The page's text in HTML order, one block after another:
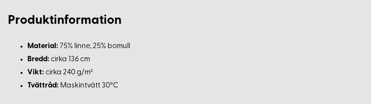
Produktinformation
Material: 75% linne, 25% bomull
Bredd: cirka 136 cm
Vikt: cirka 240 g/m²
Tvättråd: Maskintvätt 30°C